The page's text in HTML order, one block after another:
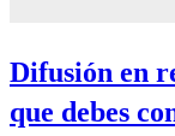
Difusión en
que debes